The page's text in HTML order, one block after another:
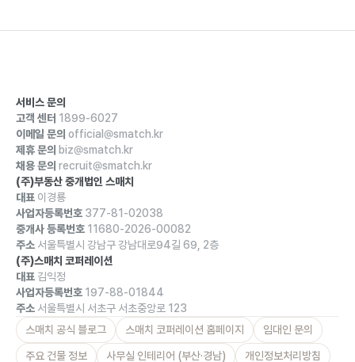
서비스 문의
고객 센터 1899-6027
이메일 문의 official@smatch.kr
제휴 문의 biz@smatch.kr
채용 문의 recruit@smatch.kr
(주)부동산 중개법인 스매치
대표 이경룡
사업자등록번호 377-81-02038
중개사 등록번호 11680-2026-00082
주소 서울특별시 강남구 강남대로94길 69, 2층
(주)스매치 코퍼레이션
대표 김익정
사업자등록번호 197-88-01844
주소 서울특별시 서초구 서초중앙로 123
스매치 공식 블로그
스매치 코퍼레이션 홈페이지 임대인 문의
주요 건물 정보 사무실 인테리어 (부산·경남) 개인정보처리방침